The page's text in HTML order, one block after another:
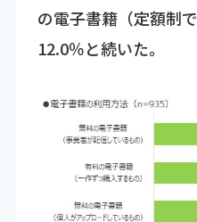
の電子書籍（定額制
12.0％と続いた。